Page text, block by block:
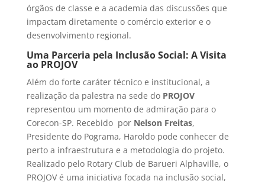
órgãos de classe e a academia das discussões que
impactam diretamente o comércio exterior e o
desenvolvimento regional.
Uma Parceria pela Inclusão Social: A Visita
ao PROJOV
Além do forte caráter técnico e institucional, a
realização da palestra na sede do PROJOV
representou um momento de admiração para o
Corecon-SP. Recebido por Nelson Freitas,
Presidente do Pograma, Haroldo pode conhecer de
perto a infraestrutura e a metodologia do projeto.
Realizado pelo Rotary Club de Barueri Alphaville, o
PROJOV é uma iniciativa focada na inclusão social,